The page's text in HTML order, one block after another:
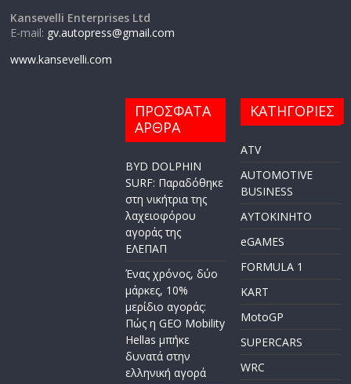
Kansevelli Enterprises Ltd
E-mail: gv.autopress@gmail.com
www.kansevelli.com
ΠΡΟΣΦΑΤΑ
ΑΡΘΡΑ
BYD DOLPHIN
SURF: Παραδόθηκε
στη νικήτρια της
λαχειοφόρου
αγοράς της
ΕΛΕΠΑΠ
Ένας χρόνος, δύο
μάρκες, 10%
μερίδιο αγοράς:
Πώς η GEO Mobility
Hellas μπήκε
δυνατά στην
ελληνική αγορά
ΚΑΤΗΓΟΡΙΕΣ
ATV
AUTOMOTIVE
BUSINESS
AYTOKINHTO
eGAMES
FORMULA 1
KART
MotoGP
SUPERCARS
WRC